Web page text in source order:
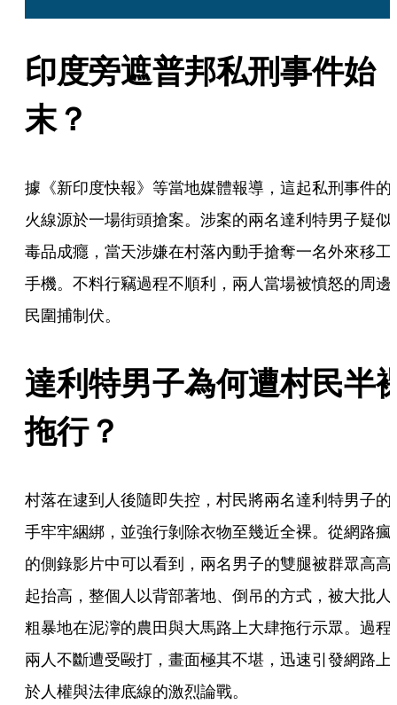
印度旁遮普邦私刑事件始
末？
據《新印度快報》等當地媒體報導，這起私刑事件的
火線源於一場街頭搶案。涉案的兩名達利特男子疑似
毒品成癮，當天涉嫌在村落內動手搶奪一名外來移工
手機。不料行竊過程不順利，兩人當場被憤怒的周邊
民圍捕制伏。
達利特男子為何遭村民半
拖行？
村落在逮到人後隨即失控，村民將兩名達利特男子的
手牢牢綑綁，並強行剝除衣物至幾近全裸。從網路瘋
的側錄影片中可以看到，兩名男子的雙腿被群眾高高
起抬高，整個人以背部著地、倒吊的方式，被大批人
粗暴地在泥濘的農田與大馬路上大肆拖行示眾。過程
兩人不斷遭受毆打，畫面極其不堪，迅速引發網路上
於人權與法律底線的激烈論戰。